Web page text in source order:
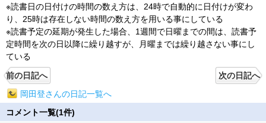
※読書日の日付けの時間の数え方は、24時で自動的に日付けが変わ
り、25時は存在しない時間の数え方を用いる事にしている
※読書予定の延期が発生した場合、1週間で日曜までの間は、読書予
定時間を次の日以降に繰り越すが、月曜までは繰り越さない事にし
ている
前の日記へ
次の日記へ
岡田登さんの日記一覧へ
コメント一覧(1件)